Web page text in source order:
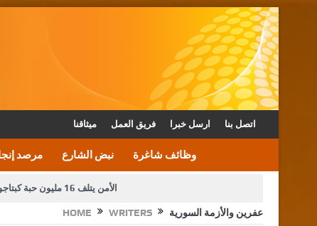
ميثاقنا فريق العمل ارسل خبرا اتصل بنا
مرصد نبض الشارع وظائف شاغرة
الأمن يتلف 16 مليون حبة كبتاجون و1480 كغم مواد مخدرة
HOME WRITERS عفرين والأزمة السورية